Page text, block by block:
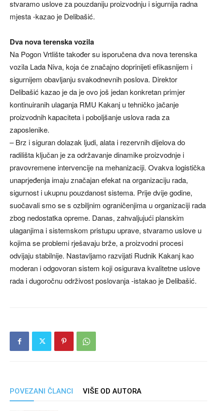
stvaramo uslove za pouzdaniju proizvodnju i sigurnija radna
mjesta -kazao je Delibašić.
Dva nova terenska vozila
Na Pogon Vrtlište također su isporučena dva nova terenska
vozila Lada Niva, koja će značajno doprinijeti efikasnijem i
sigurnijem obavljanju svakodnevnih poslova. Direktor
Delibašić kazao je da je ovo još jedan konkretan primjer
kontinuiranih ulaganja RMU Kakanj u tehničko jačanje
proizvodnih kapaciteta i poboljšanje uslova rada za
zaposlenike.
– Brz i siguran dolazak ljudi, alata i rezervnih dijelova do
radilišta ključan je za održavanje dinamike proizvodnje i
pravovremene intervencije na mehanizaciji. Ovakva logistička
unaprjeđenja imaju značajan efekat na organizaciju rada,
sigurnost i ukupnu pouzdanost sistema. Prije dvije godine,
suočavali smo se s ozbiljnim ograničenjima u organizaciji rada
zbog nedostatka opreme. Danas, zahvaljujući planskim
ulaganjima i sistemskom pristupu uprave, stvaramo uslove u
kojima se problemi rješavaju brže, a proizvodni procesi
odvijaju stabilnije. Nastavljamo razvijati Rudnik Kakanj kao
moderan i odgovoran sistem koji osigurava kvalitetne uslove
rada i dugoročnu održivost poslovanja -istakao je Delibašić.
POVEZANI ČLANCI VIŠE OD AUTORA